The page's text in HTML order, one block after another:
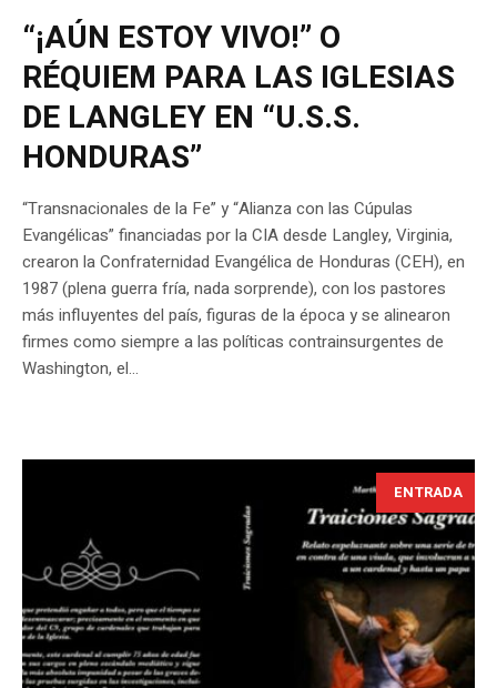
“¡AÚN ESTOY VIVO!” O
RÉQUIEM PARA LAS IGLESIAS
DE LANGLEY EN “U.S.S.
HONDURAS”
“Transnacionales de la Fe” y “Alianza con las Cúpulas
Evangélicas” financiadas por la CIA desde Langley, Virginia,
crearon la Confraternidad Evangélica de Honduras (CEH), en
1987 (plena guerra fría, nada sorprende), con los pastores
más influyentes del país, figuras de la época y se alinearon
firmes como siempre a las políticas contrainsurgentes de
Washington, el...
ENTRADA